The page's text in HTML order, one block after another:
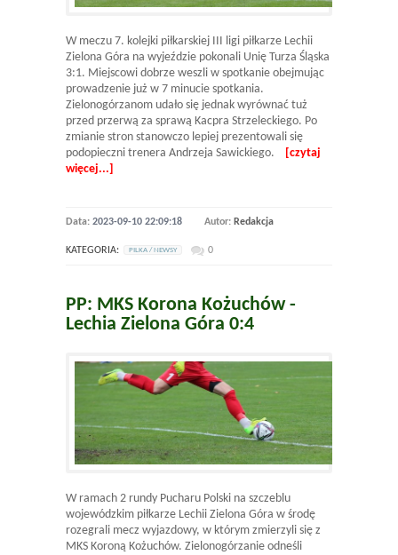
W meczu 7. kolejki piłkarskiej III ligi piłkarze Lechii
Zielona Góra na wyjeździe pokonali Unię Turza Śląska
3:1. Miejscowi dobrze weszli w spotkanie obejmując
prowadzenie już w 7 minucie spotkania.
Zielonogórzanom udało się jednak wyrównać tuż
przed przerwą za sprawą Kacpra Strzeleckiego. Po
zmianie stron stanowczo lepiej prezentowali się
podopieczni trenera Andrzeja Sawickiego.
[czytaj
więcej...]
Data: 2023-09-10 22:09:18 Autor: Redakcja
KATEGORIA: PILKA / NEWSY 0
PP: MKS Korona Kożuchów -
Lechia Zielona Góra 0:4
W ramach 2 rundy Pucharu Polski na szczeblu
wojewódzkim piłkarze Lechii Zielona Góra w środę
rozegrali mecz wyjazdowy, w którym zmierzyli się z
MKS Koroną Kożuchów. Zielonogórzanie odneśli